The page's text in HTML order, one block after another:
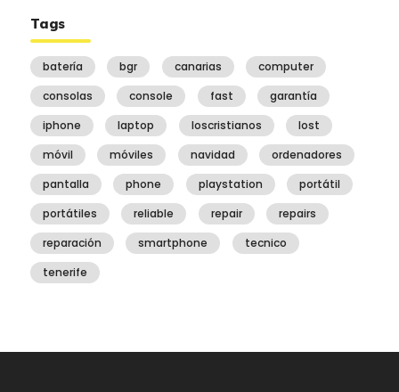
Tags
batería bgr canarias
computer
consolas
console fast
garantía
iphone
laptop loscristianos
lost
móvil
móviles navidad
ordenadores
pantalla
phone playstation
portátil
portátiles
reliable repair
repairs
reparación
smartphone
tecnico
tenerife